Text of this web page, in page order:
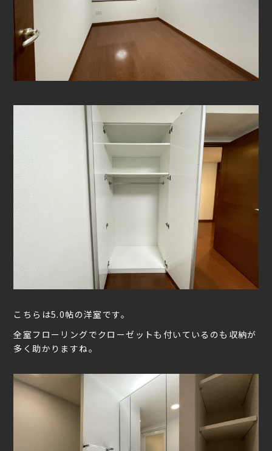
こちらは5.0帖の洋室です。
全室フローリングでクローゼットも付いているのも収納が
多く助かりますね。